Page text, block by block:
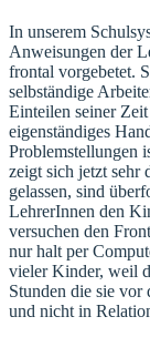
In unserem
Anweisungen der
frontal vorgebetet.
selbständige
Einteilen seiner
eigenständiges
Problemstellungen
zeigt sich jetzt sehr
gelassen, sind
LehrerInnen den
versuchen den
nur halt per
vieler Kinder, weil
Stunden die sie vor
und nicht in